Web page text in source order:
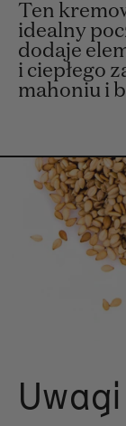
Ten
idealny
dodaje
i ciepłego
mahoniu i
Uwagi